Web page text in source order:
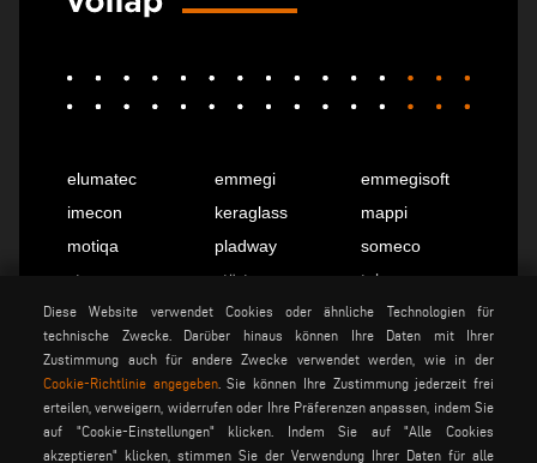
elumatec emmegi
emmegisoft
imecon
keraglass
mappi
motiqa
pladway
someco
stuga
stürtz
tekna
voilàp
voilàpdigital
Diese Website verwendet Cookies oder ähnliche Technologien für
technische Zwecke. Darüber hinaus können Ihre Daten mit Ihrer
Zustimmung auch für andere Zwecke verwendet werden, wie in der
Cookie-Richtlinie angegeben. Sie können Ihre Zustimmung jederzeit frei
erteilen, verweigern, widerrufen oder Ihre Präferenzen anpassen, indem Sie
auf "Cookie-Einstellungen" klicken. Indem Sie auf "Alle Cookies
akzeptieren" klicken, stimmen Sie der Verwendung Ihrer Daten für alle